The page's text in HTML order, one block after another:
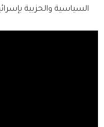
السياسية والحزبية